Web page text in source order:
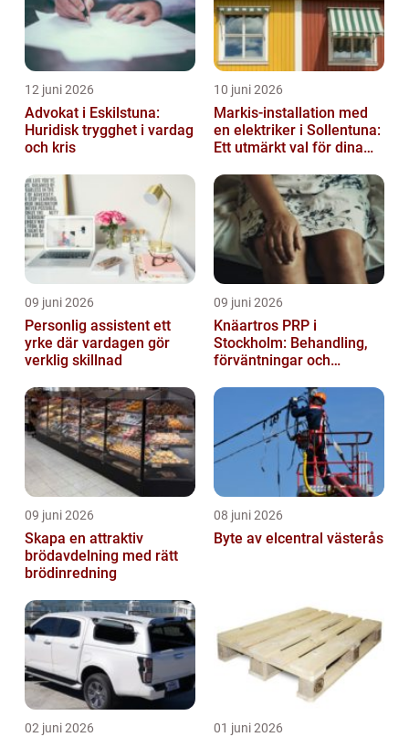
12 juni 2026
Advokat i Eskilstuna:
Huridisk trygghet i vardag
och kris
10 juni 2026
Markis-installation med
en elektriker i Sollentuna:
Ett utmärkt val för dina
09 juni 2026
Personlig assistent ett
yrke där vardagen gör
verklig skillnad
09 juni 2026
Knäartros PRP i
Stockholm: Behandling,
förväntningar och
09 juni 2026
Skapa en attraktiv
brödavdelning med rätt
brödinredning
08 juni 2026
Byte av elcentral västerås
02 juni 2026 01 juni 2026